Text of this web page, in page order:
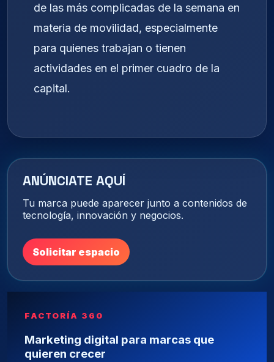
de las más complicadas de la semana en
materia de movilidad, especialmente
para quienes trabajan o tienen
actividades en el primer cuadro de la
capital.
ANÚNCIATE AQUÍ
Tu marca puede aparecer junto a contenidos de
tecnología, innovación y negocios.
Solicitar espacio
FACTORÍA 360
Marketing digital para marcas que
quieren crecer